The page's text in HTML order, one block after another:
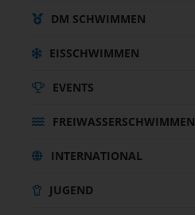
DM SCHWIMMEN
EISSCHWIMMEN
EVENTS
FREIWASSERSCHWIMMEN
INTERNATIONAL
JUGEND